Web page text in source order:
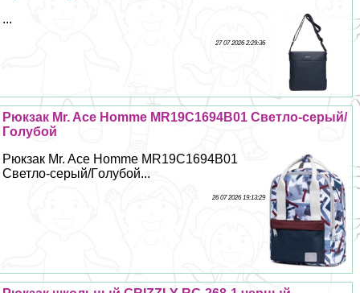
...
27 07 2026 2:29:36
Рюкзак Mr. Ace Homme MR19C1694B01 Светло-серый/
Гoлyбой
Рюкзак Mr. Ace Homme MR19C1694B01
Светло-серый/Гoлyбой...
26 07 2026 19:13:29